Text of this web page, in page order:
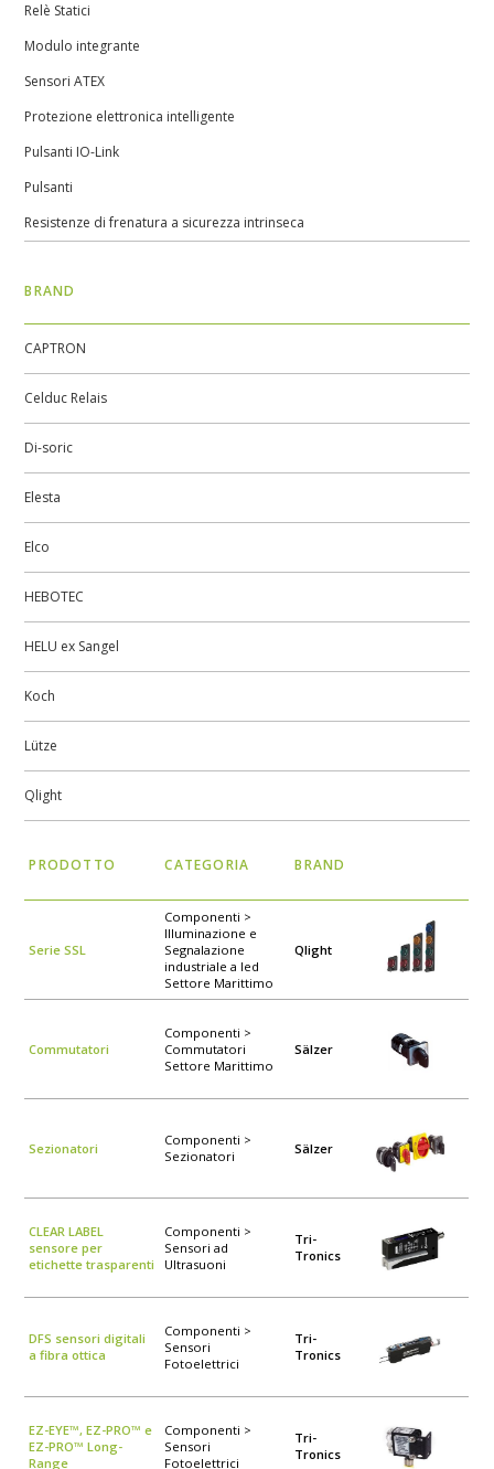
Relè Statici
Modulo integrante
Sensori ATEX
Protezione elettronica intelligente
Pulsanti IO-Link
Pulsanti
Resistenze di frenatura a sicurezza intrinseca
BRAND
CAPTRON
Celduc Relais
Di-soric
Elesta
Elco
HEBOTEC
HELU ex Sangel
Koch
Lütze
Qlight
PRODOTTO CATEGORIA BRAND
Serie SSL
Componenti >
Illuminazione e
Segnalazione
industriale a led
Settore Marittimo
Qlight
Commutatori
Componenti >
Commutatori
Settore Marittimo
Sälzer
Sezionatori
Componenti >
Sezionatori
Sälzer
CLEAR LABEL
sensore per
etichette trasparenti
Componenti >
Sensori ad
Ultrasuoni
Tri-
Tronics
DFS sensori digitali
a fibra ottica
Componenti >
Sensori
Fotoelettrici
Tri-
Tronics
EZ-EYE™, EZ-PRO™ e
EZ-PRO™ Long-
Range
Componenti >
Sensori
Fotoelettrici
Tri-
Tronics